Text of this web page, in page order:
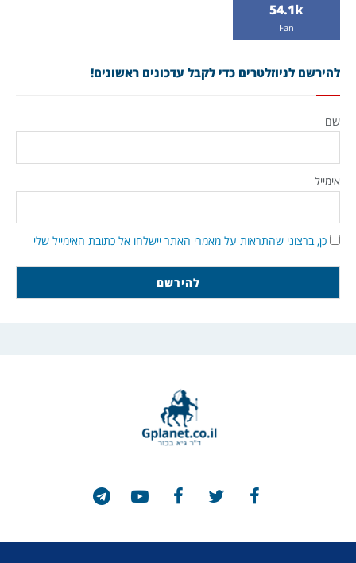
54.1k
Fan
להירשם לניוזלטרים כדי לקבל עדכונים ראשונים!
שם
אימייל
כן, ברצוני שהתראות על מאמרי האתר יישלחו אל כתובת האימייל שלי